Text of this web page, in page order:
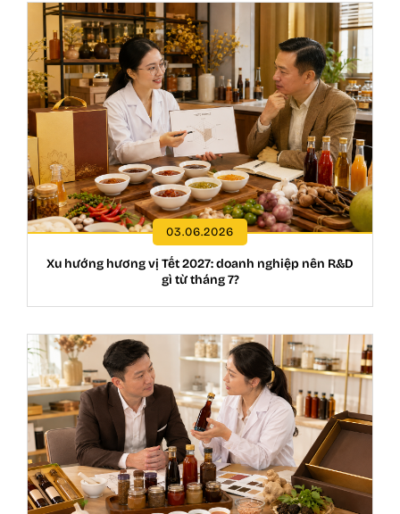
03.06.2026
Xu hướng hương vị Tết 2027: doanh nghiệp nên R&D
gì từ tháng 7?